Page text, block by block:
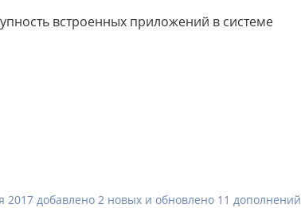
встроенных приложений в системе
2017 добавлено 2 новых и обновлено 11 дополнений